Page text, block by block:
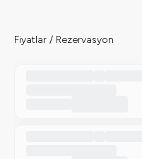
Fiyatlar / Rezervasyon